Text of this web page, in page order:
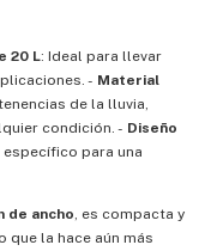
20 L: Ideal para llevar
- Material
de la lluvia,
condición. - Diseño
para una
de ancho, es compacta y
la hace aún más